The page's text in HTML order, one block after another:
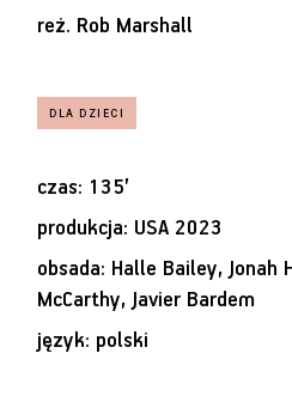
reż. Rob Marshall
czas: 135’
produkcja: USA 2023
obsada: Halle Bailey, Jonah
McCarthy, Javier Bardem
język: polski